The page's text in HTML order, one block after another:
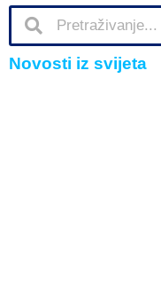
Novosti iz svijeta